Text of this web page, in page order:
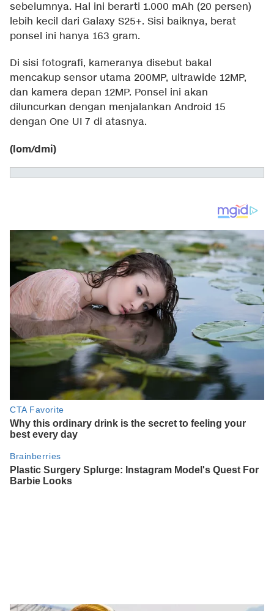
sebelumnya. Hal ini berarti 1.000 mAh (20 persen)
lebih kecil dari Galaxy S25+. Sisi baiknya, berat
ponsel ini hanya 163 gram.
Di sisi fotografi, kameranya disebut bakal
mencakup sensor utama 200MP, ultrawide 12MP,
dan kamera depan 12MP. Ponsel ini akan
diluncurkan dengan menjalankan Android 15
dengan One UI 7 di atasnya.
(lom/dmi)